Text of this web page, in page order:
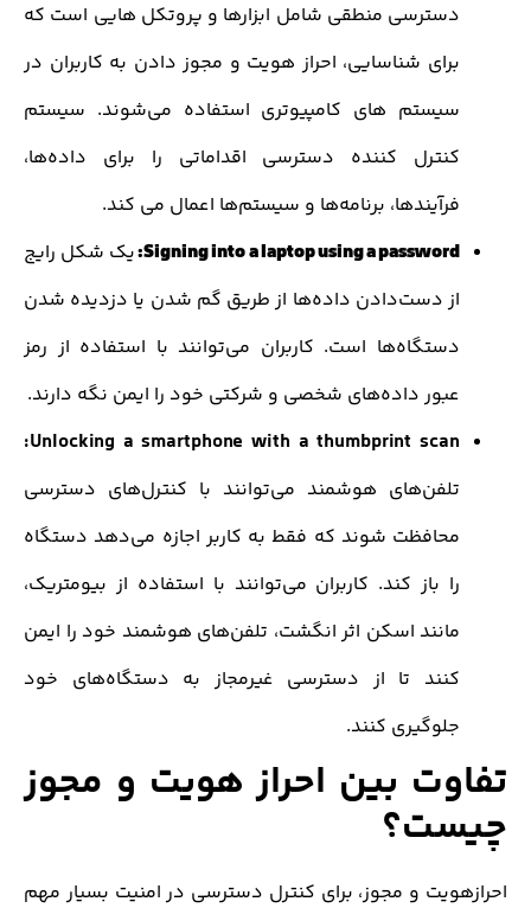
منطقی شامل ابزارها و پروتکل هایی است که
شناسایی، احراز هویت و مجوز دادن به کاربران در
های کامپیوتری استفاده می‌شوند. سیستم
کننده دسترسی اقداماتی را برای داده‌ها،
برنامه‌ها و سیستم‌ها اعمال می کند.
Signing into a laptop using a یک شکل رایج
دست‌دادن داده‌ها از طریق گم شدن یا دزدیده شدن
است. کاربران می‌توانند با استفاده از رمز
داده‌های شخصی و شرکتی خود را ایمن نگه دارند.
Unlocking a smartphone with a thumbprint
هوشمند می‌توانند با کنترل‌های دسترسی
شوند که فقط به کاربر اجازه می‌دهد دستگاه
باز کند. کاربران می‌توانند با استفاده از بیومتریک،
اسکن اثر انگشت، تلفن‌های هوشمند خود را ایمن
تا از دسترسی غیرمجاز به دستگاه‌های خود
کنند.
بین احراز هویت و مجوز
و مجوز، برای کنترل دسترسی در امنیت بسیار مهم